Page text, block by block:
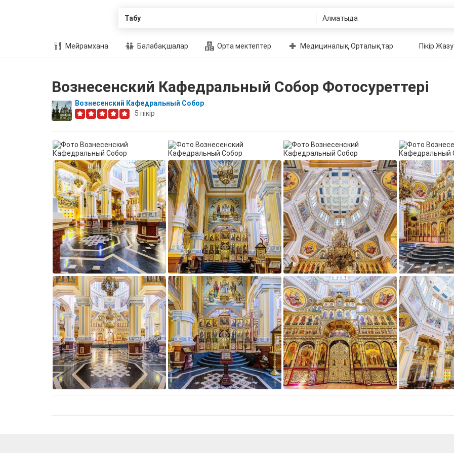
Табу
Мейрамхана Балабақшалар Орта мектептер Медициналық Орталықтар Пікір Жазу
Вознесенский Кафедральный Собор Фотосуреттері
Вознесенский Кафедральный Собор
5 пікір